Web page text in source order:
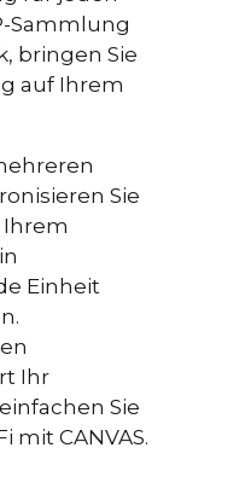
Core mit BACCH
iPhones oder
Räume),
Connect, DLNA.
CANVAS
B&O App,
anderen
Sie unseren
aktualisierbar
Sammlung
bringen Sie
auf Ihrem
Sie
Einheit
Ihr
Sie
mit CANVAS.